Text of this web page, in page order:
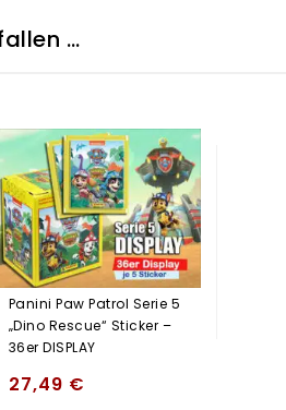
…
Panini Paw Patrol Serie 5
„Dino Rescue“ Sticker –
36er DISPLAY
27,49 €